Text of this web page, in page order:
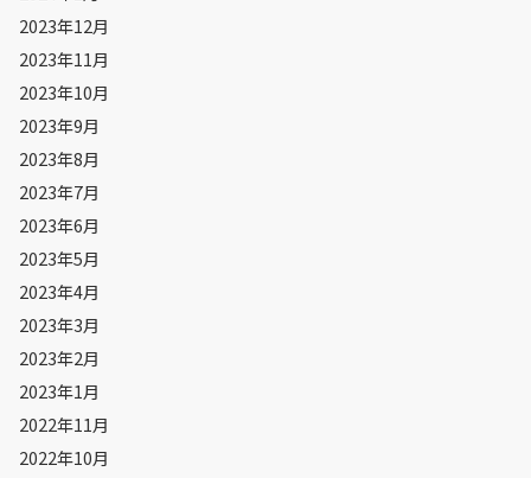
2023年12月
2023年11月
2023年10月
2023年9月
2023年8月
2023年7月
2023年6月
2023年5月
2023年4月
2023年3月
2023年2月
2023年1月
2022年11月
2022年10月